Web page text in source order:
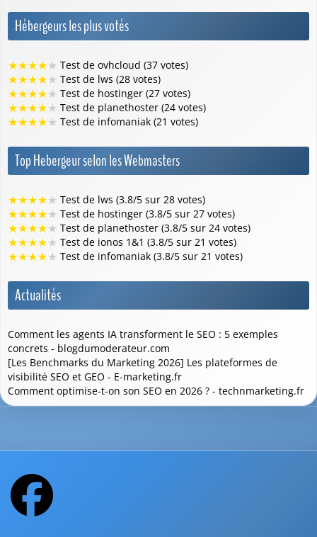
Hébergeurs les plus votés
★★★★★ Test de ovhcloud (37 votes)
★★★★★ Test de lws (28 votes)
★★★★★ Test de hostinger (27 votes)
★★★★★ Test de planethoster (24 votes)
★★★★★ Test de infomaniak (21 votes)
Top Hebergeur selon les Webmasters
★★★★★ Test de lws (3.8/5 sur 28 votes)
★★★★★ Test de hostinger (3.8/5 sur 27 votes)
★★★★★ Test de planethoster (3.8/5 sur 24 votes)
★★★★★ Test de ionos 1&1 (3.8/5 sur 21 votes)
★★★★★ Test de infomaniak (3.8/5 sur 21 votes)
Actualités
Comment les agents IA transforment le SEO : 5 exemples
concrets - blogdumoderateur.com
[Les Benchmarks du Marketing 2026] Les plateformes de
visibilité SEO et GEO - E-marketing.fr
Comment optimise-t-on son SEO en 2026 ? - technmarketing.fr